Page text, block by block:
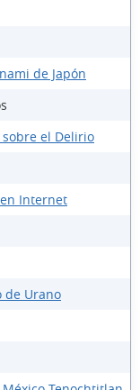
de Japón
el Delirio
Internet
de Urano